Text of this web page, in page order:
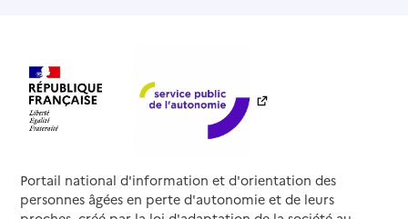
Portail national d'information et d'orientation des
personnes âgées en perte d'autonomie et de leurs